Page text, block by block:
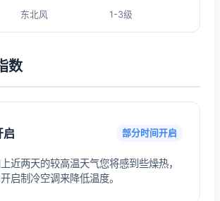
东北风 1-3级
数
启 部分时间开启
近两天的较高温天气您将感到些燥热，
启制冷空调来降低温度。